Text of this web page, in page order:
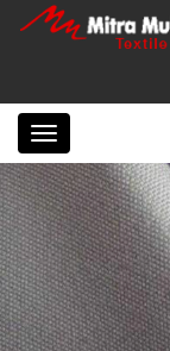
Toggle
navigation